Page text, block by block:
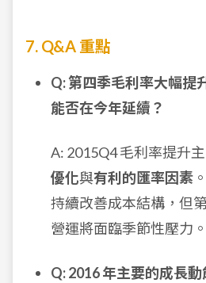
7. Q&A 重點
Q: 第四季毛利率大幅提
能否在今年延續？
A: 2015Q4 毛利率提升
優化與有利的匯率因素
持續改善成本結構，但
營運將面臨季節性壓力。
Q: 2016 年主要的成長